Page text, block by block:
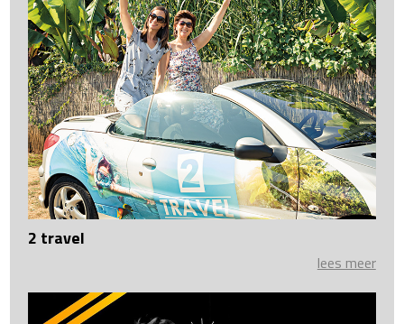
2 travel
lees meer